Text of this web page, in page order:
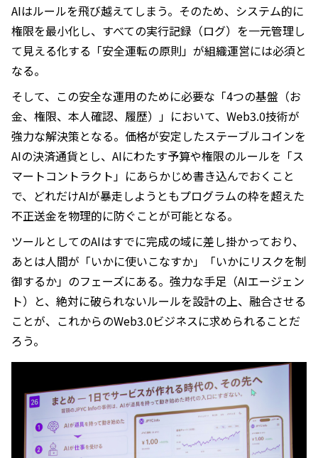
AIはルールを飛び越えてしまう。そのため、システム的に
権限を最小化し、すべての実行記録（ログ）を一元管理し
て見える化する「安全運転の原則」が組織運営には必須と
なる。
そして、この安全な運用のために必要な「4つの基盤（お
金、権限、本人確認、履歴）」において、Web3.0技術が
強力な解決策となる。価格が安定したステーブルコインを
AIの決済通貨とし、AIにわたす予算や権限のルールを「ス
マートコントラクト」にあらかじめ書き込んでおくこと
で、どれだけAIが暴走しようともプログラムの枠を超えた
不正送金を物理的に防ぐことが可能となる。
ツールとしてのAIはすでに完成の域に差し掛かっており、
あとは人間が「いかに使いこなすか」「いかにリスクを制
御するか」のフェーズにある。強力な手足（AIエージェン
ト）と、絶対に破られないルールを設計の上、融合させる
ことが、これからのWeb3.0ビジネスに求められることだ
ろう。